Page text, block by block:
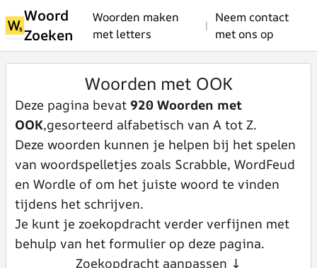
Woord
Zoeken
Woorden maken
met letters
|
Neem contact
met ons op
Woorden met OOK
Deze pagina bevat 920 Woorden met
OOK,gesorteerd alfabetisch van A tot Z.
Deze woorden kunnen je helpen bij het spelen
van woordspelletjes zoals Scrabble, WordFeud
en Wordle of om het juiste woord te vinden
tijdens het schrijven.
Je kunt je zoekopdracht verder verfijnen met
behulp van het formulier op deze pagina.
Zoekopdracht aanpassen ↓